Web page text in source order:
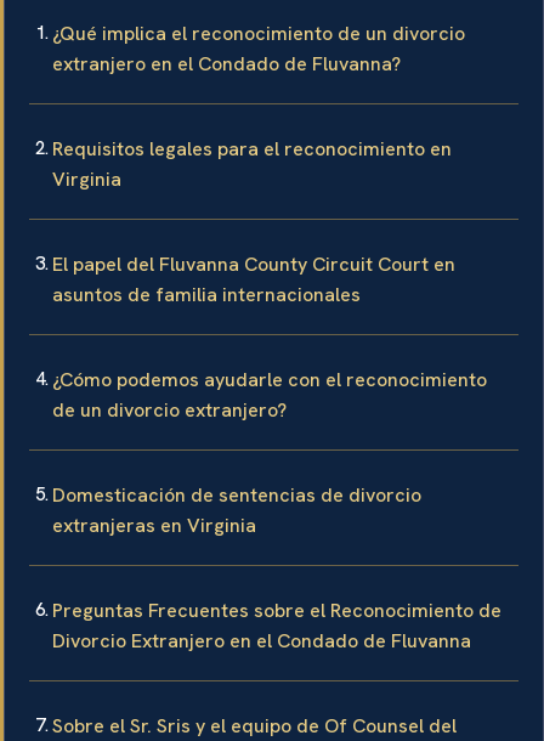
¿Qué implica el reconocimiento de un divorcio
extranjero en el Condado de Fluvanna?
Requisitos legales para el reconocimiento en
Virginia
El papel del Fluvanna County Circuit Court en
asuntos de familia internacionales
¿Cómo podemos ayudarle con el reconocimiento
de un divorcio extranjero?
Domesticación de sentencias de divorcio
extranjeras en Virginia
Preguntas Frecuentes sobre el Reconocimiento de
Divorcio Extranjero en el Condado de Fluvanna
Sobre el Sr. Sris y el equipo de Of Counsel del